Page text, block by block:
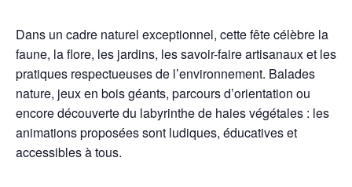
Dans un cadre naturel exceptionnel, cette fête célèbre la
faune, la flore, les jardins, les savoir-faire artisanaux et les
pratiques respectueuses de l’environnement. Balades
nature, jeux en bois géants, parcours d’orientation ou
encore découverte du labyrinthe de haies végétales : les
animations proposées sont ludiques, éducatives et
accessibles à tous.